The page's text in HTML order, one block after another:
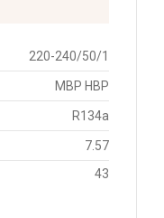
220-240/50/1
MBP HBP
R134a
7.57
43